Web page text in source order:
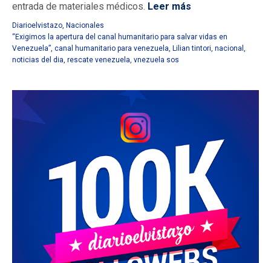
entrada de materiales médicos. Leer más
Diarioelvistazo, Nacionales
“Exigimos la apertura del canal humanitario para salvar vidas en
Venezuela”, canal humanitario para venezuela, Lilian tintori, nacional ,
noticias del dia, rescate venezuela, vnezuela sos